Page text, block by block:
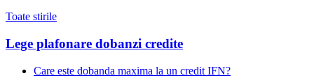
Toate stirile
Lege plafonare dobanzi credite
Care este dobanda maxima la un credit IFN?